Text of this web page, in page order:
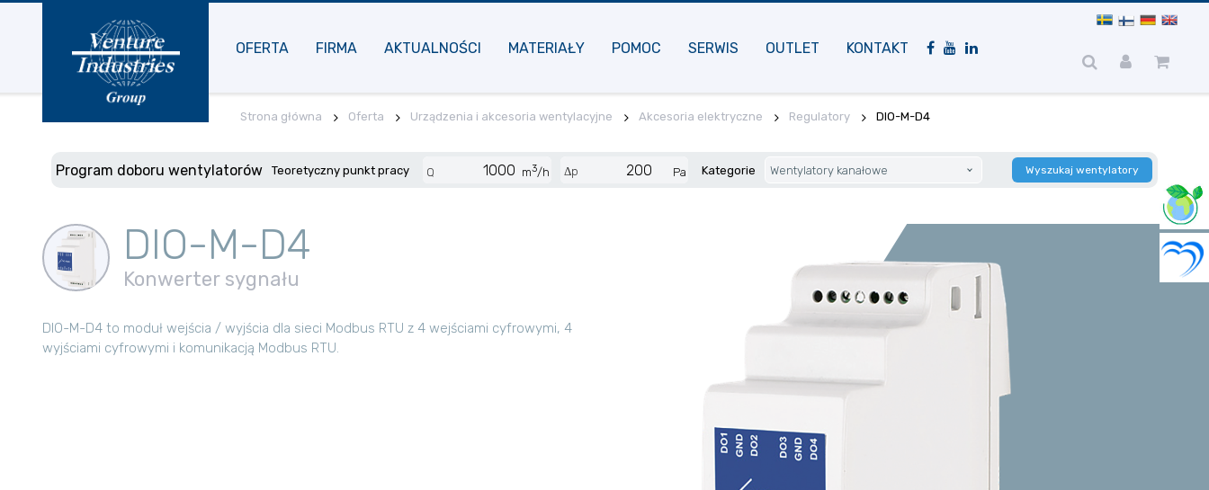
OFERTA FIRMA AKTUALNOŚCI MATERIAŁY POMOC SERWIS OUTLET KONTAKT
Strona główna Oferta Urządzenia i akcesoria wentylacyjne Akcesoria elektryczne Regulatory DIO-M-D4
Program doboru wentylatorów Teoretyczny punkt pracy Q m3/h Δp Pa Kategorie Wentylatory kanałowe Wyszukaj wentylatory
DIO-M-D4
Konwerter sygnału
DIO-M-D4 to moduł wejścia / wyjścia dla sieci Modbus RTU z 4 wejściami cyfrowymi, 4
wyjściami cyfrowymi i komunikacją Modbus RTU.